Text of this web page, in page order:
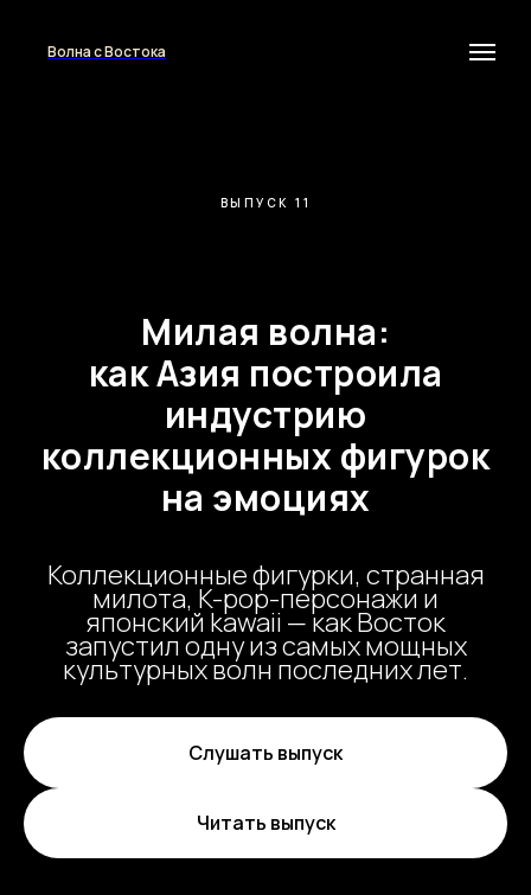
Волна с Востока
ВЫПУСК 11
Милая волна:
как Азия построила
индустрию
коллекционных фигурок
на эмоциях
Коллекционные фигурки, странная
милота, K-pop-персонажи и
японский kawaii — как Восток
запустил одну из самых мощных
культурных волн последних лет.
Слушать выпуск
Читать выпуск